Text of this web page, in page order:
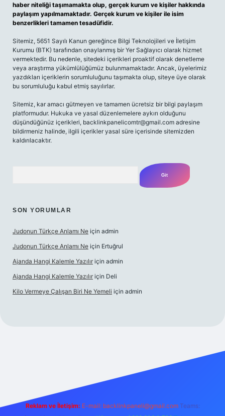
haber niteliği taşımamakta olup, gerçek kurum ve kişiler hakkında
paylaşım yapılmamaktadır. Gerçek kurum ve kişiler ile isim
benzerlikleri tamamen tesadüfidir.
Sitemiz, 5651 Sayılı Kanun gereğince Bilgi Teknolojileri ve İletişim
Kurumu (BTK) tarafından onaylanmış bir Yer Sağlayıcı olarak hizmet
vermektedir. Bu nedenle, sitedeki içerikleri proaktif olarak denetleme
veya araştırma yükümlülüğümüz bulunmamaktadır. Ancak, üyelerimiz
yazdıkları içeriklerin sorumluluğunu taşımakta olup, siteye üye olarak
bu sorumluluğu kabul etmiş sayılırlar.
Sitemiz, kar amacı gütmeyen ve tamamen ücretsiz bir bilgi paylaşım
platformudur. Hukuka ve yasal düzenlemelere aykırı olduğunu
düşündüğünüz içerikleri, backlinkpanelicomtr@gmail.com adresine
bildirmeniz halinde, ilgili içerikler yasal süre içerisinde sitemizden
kaldırılacaktır.
SON YORUMLAR
Judonun Türkçe Anlamı Ne için admin
Judonun Türkçe Anlamı Ne için Ertuğrul
Ajanda Hangi Kalemle Yazılır için admin
Ajanda Hangi Kalemle Yazılır için Deli
Kilo Vermeye Çalışan Biri Ne Yemeli için admin
Reklam ve İletişim: E-mail: backlinkpaneli@gmail.com Teams: